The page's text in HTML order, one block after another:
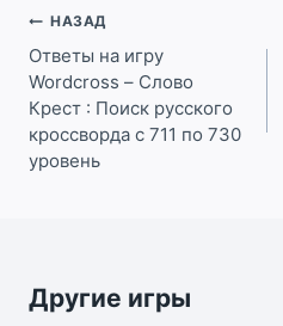
Навигация
по
записям
НАЗАД
Ответы на игру
Wordcross – Слово
Крест : Поиск русского
кроссворда с 711 по 730
уровень
Другие игры